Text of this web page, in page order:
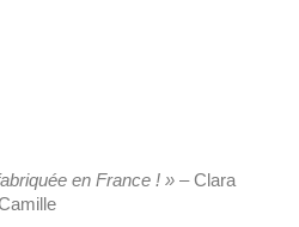
en France ! » – Clara